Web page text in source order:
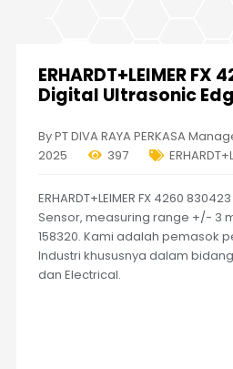
ERHARDT+LEIMER FX
Digital Ultrasonic
By PT DIVA RAYA PERKASA
2025
397
ERHARDT+LEIMER FX 4260
Sensor, measuring range +/- 3
158320. Kami adalah pemasok
Industri khususnya dalam
dan Electrical.